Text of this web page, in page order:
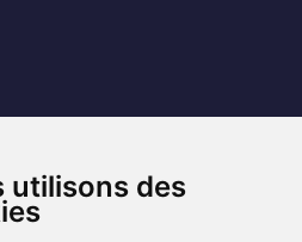
utilisons des